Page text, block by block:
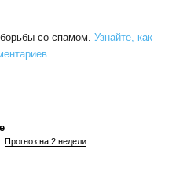
со спамом. Узнайте, как
.
Прогноз на 2 недели